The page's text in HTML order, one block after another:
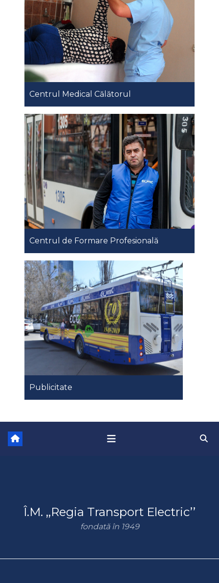
Centrul Medical Călătorul
Centrul de Formare Profesională
Publicitate
Î.M. ,,Regia Transport Electric’’
fondată în 1949